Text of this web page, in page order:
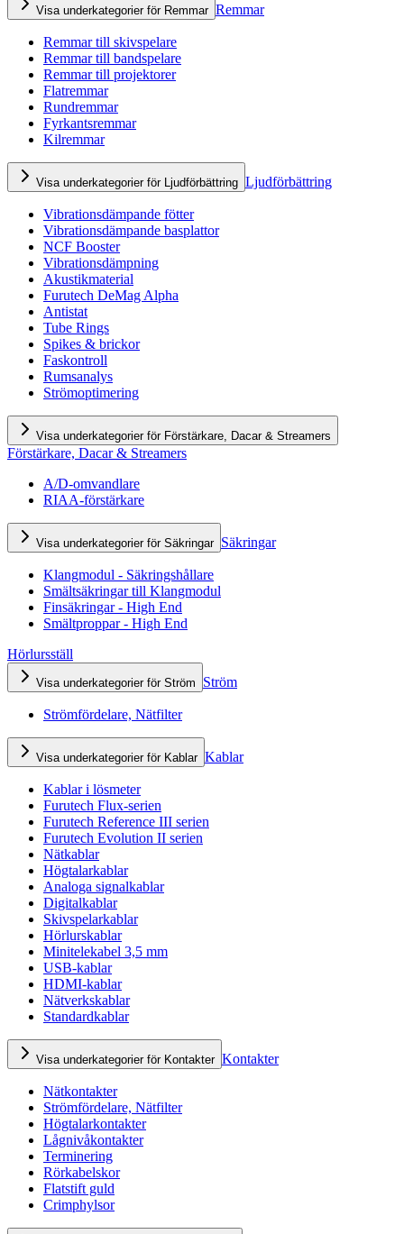
Visa underkategorier för Remmar Remmar
Remmar till skivspelare
Remmar till bandspelare
Remmar till projektorer
Flatremmar
Rundremmar
Fyrkantsremmar
Kilremmar
Visa underkategorier för Ljudförbättring Ljudförbättring
Vibrationsdämpande fötter
Vibrationsdämpande basplattor
NCF Booster
Vibrationsdämpning
Akustikmaterial
Furutech DeMag Alpha
Antistat
Tube Rings
Spikes & brickor
Faskontroll
Rumsanalys
Strömoptimering
Visa underkategorier för Förstärkare, Dacar & Streamers
Förstärkare, Dacar & Streamers
A/D-omvandlare
RIAA-förstärkare
Visa underkategorier för Säkringar Säkringar
Klangmodul - Säkringshållare
Smältsäkringar till Klangmodul
Finsäkringar - High End
Smältproppar - High End
Hörlursställ
Visa underkategorier för Ström Ström
Strömfördelare, Nätfilter
Visa underkategorier för Kablar Kablar
Kablar i lösmeter
Furutech Flux-serien
Furutech Reference III serien
Furutech Evolution II serien
Nätkablar
Högtalarkablar
Analoga signalkablar
Digitalkablar
Skivspelarkablar
Hörlurskablar
Minitelekabel 3,5 mm
USB-kablar
HDMI-kablar
Nätverkskablar
Standardkablar
Visa underkategorier för Kontakter Kontakter
Nätkontakter
Strömfördelare, Nätfilter
Högtalarkontakter
Lågnivåkontakter
Terminering
Rörkabelskor
Flatstift guld
Crimphylsor